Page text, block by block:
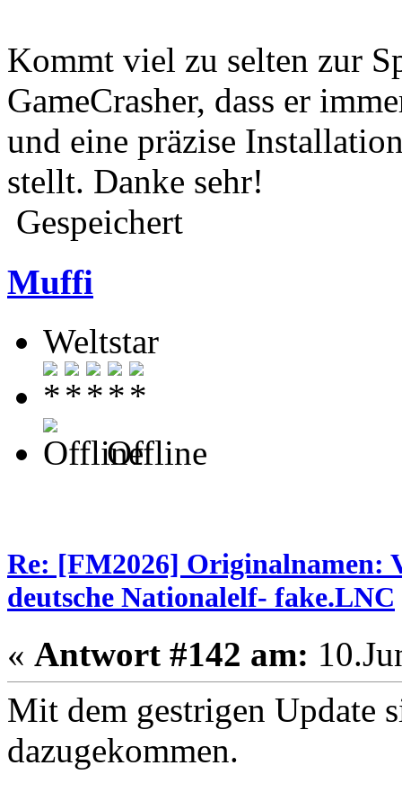
Kommt viel zu selten zur
GameCrasher, dass er
und eine präzise
stellt. Danke sehr!
Gespeichert
Muffi
Weltstar
Offline
Re: [FM2026] Originalnamen:
deutsche Nationalelf- fake.LNC
« Antwort #142 am:
Mit dem gestrigen Update
dazugekommen.